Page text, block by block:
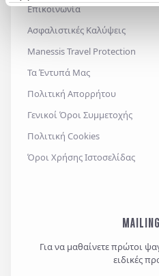
Επικοινωνία
Ασφαλιστικές Καλύψεις
Manessis Travel Protection
Τα Έντυπά Μας
Πολιτική Απορρήτου
Γενικοί Όροι Συμμετοχής
Πολιτική Cookies
Όροι Χρήσης Ιστοσελίδας
Για να μαθαίνετε πρώτοι
ειδικές